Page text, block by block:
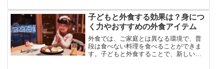
むことができます。今回は、ぷちきゅあ
マシンの遊...
子どもと外食する効果は？身につ
く力やおすすめの外食アイテム
外食では、ご家庭とは異なる環境で、普
段は食べない料理を食べることができま
す。子どもと外食することで、新しい体